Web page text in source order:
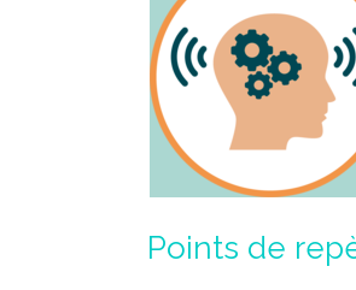
Points de